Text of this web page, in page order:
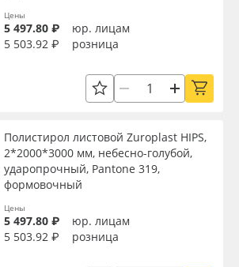
Применить
Сбросить фильтр
Цены
5 497.80 ₽
юр. лицам
5 503.92 ₽
розница
Полистирол листовой Zuroplast HIPS,
2*2000*3000 мм, небесно-голубой,
ударопрочный, Pantone 319,
формовочный
Цены
5 497.80 ₽
юр. лицам
5 503.92 ₽
розница